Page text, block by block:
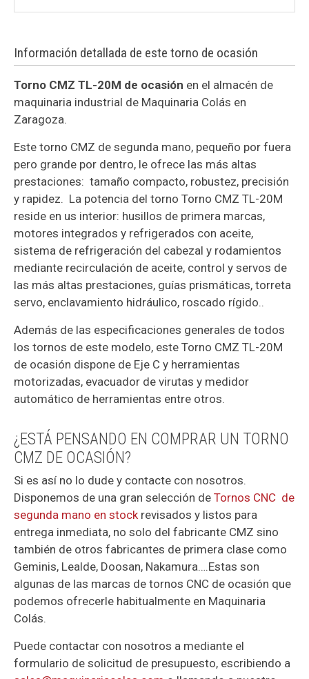
Información detallada de este torno de ocasión
Torno CMZ TL-20M de ocasión en el almacén de
maquinaria industrial de Maquinaria Colás en
Zaragoza.
Este torno CMZ de segunda mano, pequeño por fuera
pero grande por dentro, le ofrece las más altas
prestaciones: tamaño compacto, robustez, precisión
y rapidez. La potencia del torno Torno CMZ TL-20M
reside en us interior: husillos de primera marcas,
motores integrados y refrigerados con aceite,
sistema de refrigeración del cabezal y rodamientos
mediante recirculación de aceite, control y servos de
las más altas prestaciones, guías prismáticas, torreta
servo, enclavamiento hidráulico, roscado rígido..
Además de las especificaciones generales de todos
los tornos de este modelo, este Torno CMZ TL-20M
de ocasión dispone de Eje C y herramientas
motorizadas, evacuador de virutas y medidor
automático de herramientas entre otros.
¿ESTÁ PENSANDO EN COMPRAR UN TORNO
CMZ DE OCASIÓN?
Si es así no lo dude y contacte con nosotros.
Disponemos de una gran selección de Tornos CNC de
segunda mano en stock revisados y listos para
entrega inmediata, no solo del fabricante CMZ sino
también de otros fabricantes de primera clase como
Geminis, Lealde, Doosan, Nakamura….Estas son
algunas de las marcas de tornos CNC de ocasión que
podemos ofrecerle habitualmente en Maquinaria
Colás.
Puede contactar con nosotros a mediante el
formulario de solicitud de presupuesto, escribiendo a